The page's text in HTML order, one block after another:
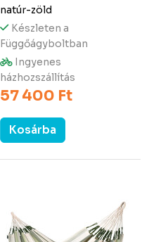
natúr-zöld
Készleten a
Függőágyboltban
Ingyenes
házhozszállítás
57 400 Ft
Kosárba